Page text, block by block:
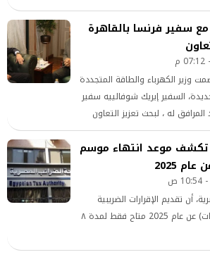
والوفد المرافق لهما؛ وذلك لبحث
بين البلدين في مجالي السياحة
مع سفير فرنسا بالقاهرة
وزير الكهرباء والطاقة المتجددة
السفير إيريك شوفالييه سفير
له ، لبحث تعزيز التعاون
مجالات الكهرباء ، وخاصة في
وكفاءة الطاقة وتطوير
الفنية والاستفادة من
خطة تطوير وتحديث الشبكة
تكشف موعد انتهاء موسم
2025
أن تقديم الإقرارات الضريبية
للأشخاص الاعتبارية (الشركات) عن عام 2025 متاح فقط لمدة ٨